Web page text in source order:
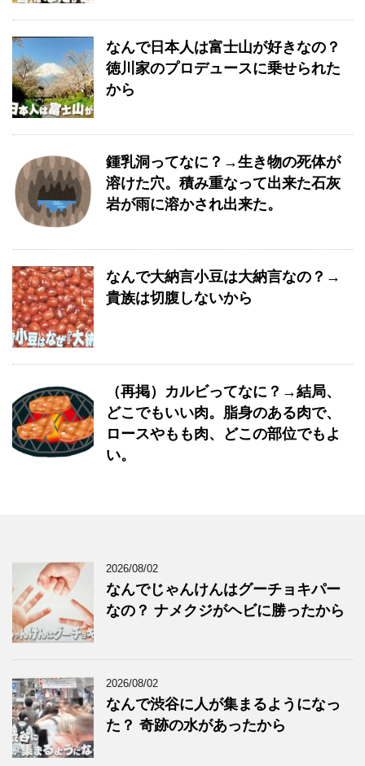
なんで日本人は富士山が好きなの？
徳川家のプロデュースに乗せられた
から
鍾乳洞ってなに？→生き物の死体が
溶けた穴。積み重なって出来た石灰
岩が雨に溶かされ出来た。
なんで大納言小豆は大納言なの？→
貴族は切腹しないから
（再掲）カルビってなに？→結局、
どこでもいい肉。脂身のある肉で、
ロースやもも肉、どこの部位でもよ
い。
2026/08/02
なんでじゃんけんはグーチョキパー
なの？ ナメクジがヘビに勝ったから
2026/08/02
なんで渋谷に人が集まるようになっ
た？ 奇跡の水があったから